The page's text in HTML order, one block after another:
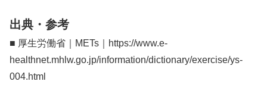
出典・参考
■ 厚生労働省｜METs｜https://www.e-
healthnet.mhlw.go.jp/information/dictionary/exercise/ys-
004.html